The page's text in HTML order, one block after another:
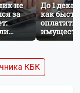
не
за
До 1
как
оплатить
налог за
ребёнка
КБК